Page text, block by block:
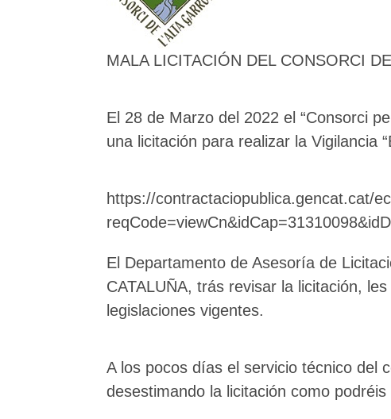
MALA LICITACIÓN DEL CONSORCI
El 28 de Marzo del 2022 el “Consorci
una licitación para realizar la Vigilancia
https://contractaciopublica.gencat.cat/
El Departamento de Asesoría de
CATALUÑA, trás revisar la licitación,
legislaciones vigentes.
A los pocos días el servicio técnico del
desestimando la licitación como